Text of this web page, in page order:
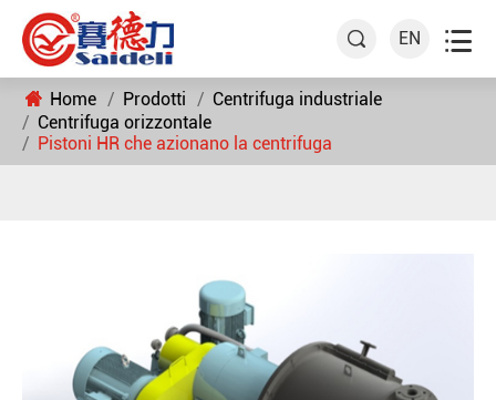
 EN 
Home Prodotti
Centrifuga industriale
Centrifuga orizzontale
Pistoni HR che azionano la centrifuga